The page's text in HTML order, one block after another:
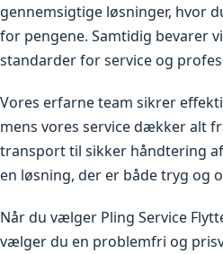
gennemsigtige løsninger, hvor
for pengene. Samtidig bevarer
standarder for service og
Vores erfarne team sikrer
mens vores service dækker alt
transport til sikker håndtering
en løsning, der er både tryg og
Når du vælger Pling Service
vælger du en problemfri og